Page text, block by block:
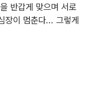
반갑게 맞으며 서로
장이 멈춘다... 그렇게